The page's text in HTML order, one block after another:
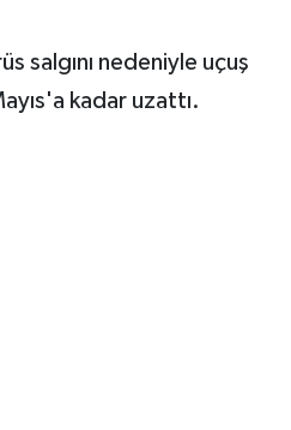
salgını nedeniyle uçuş
kadar uzattı.